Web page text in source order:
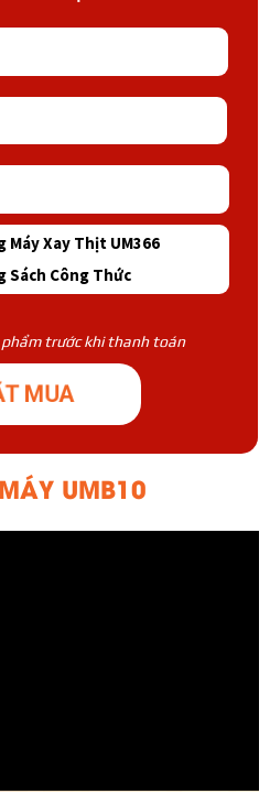
trước khi thanh toán
MUA
Máy Xay Thịt UM366
Sách Công Thức
UMB10